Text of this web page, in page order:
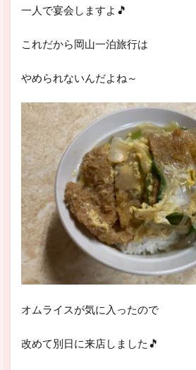
一人で宴会しますよ🎵
これだから岡山一泊旅行は
やめられないんだよね～
オムライスが気に入ったので
改めて別日に来店しました🎵